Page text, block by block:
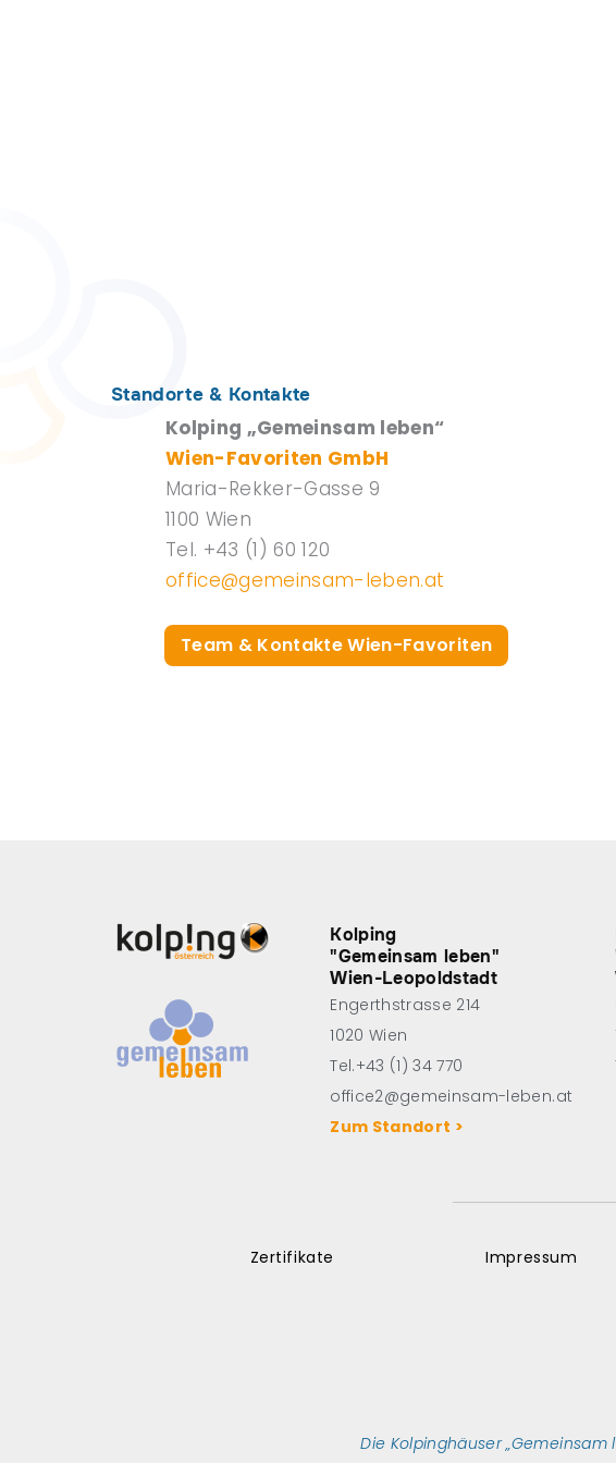
Standorte & Kontakte
Kolping „Gemeinsam leben“
Wien-Favoriten GmbH
Maria-Rekker-Gasse 9
1100 Wien
Tel. +43 (1) 60 120
office@gemeinsam-leben.at
Team & Kontakte Wien-Favoriten
Kolping
"Gemeinsam leben"
Wien-Leopoldstadt
Engerthstrasse 214
1020 Wien
Tel.+43 (1) 34 770
office2@gemeinsam-leben.at
Zum Standort >
Zertifikate Impressum
Die Kolpinghäuser